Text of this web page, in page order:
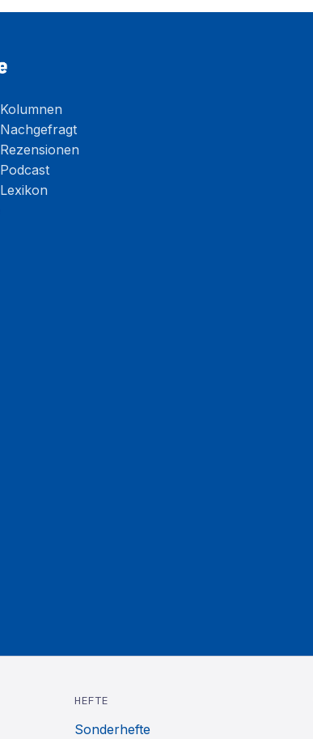
Kolumnen
Nachgefragt
Rezensionen
Podcast
Lexikon
HEFTE
Sonderhefte